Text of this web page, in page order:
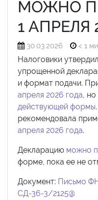
МОЖНО
1 АПРЕЛЯ
30.03.2026 < 1
Налоговики
упрощенной
и формат подачи.
апреля 2026 года,
действующей формы
рекомендовала
апреля 2026 года.
Декларацию можно
форме, пока ее не
Документ: Письмо
СД-36-3/2125@